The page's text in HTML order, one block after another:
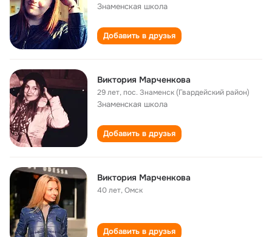
Знаменская школа
Добавить в друзья
Виктория Марченкова
29 лет,пос. Знаменск (Гвардейский район)
Знаменская школа
Добавить в друзья
Виктория Марченкова
40 лет,Омск
Добавить в друзья